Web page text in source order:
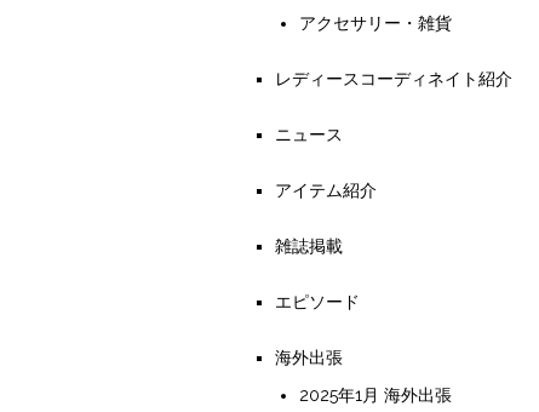
アクセサリー・雑貨
レディースコーディネイト紹介
ニュース
アイテム紹介
雑誌掲載
エピソード
海外出張
2025年1月 海外出張